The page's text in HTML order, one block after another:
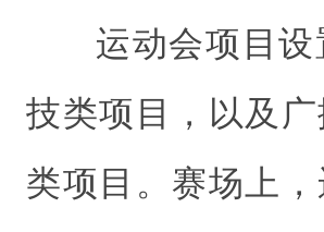
运动会项目
技类项目，以及
类项目。赛场上